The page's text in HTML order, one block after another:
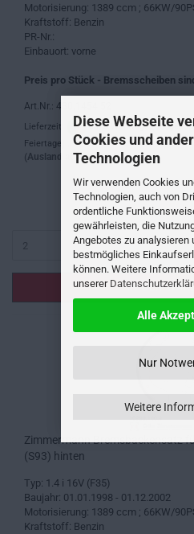
Diese Webseite
Cookies und
Technologien
Wir verwenden Cookies
Technologien, auch von
ordentliche
gewährleisten, die
Angebotes zu analysieren
bestmögliches
können. Weitere
unserer
Alle
Nur
Weitere
Motorisierung: 1389 ccm ; 66KW/
Kraftstoff: Benzin
PR-Nr.:
Einbauort: vorne
Preis pro Stück - Bremsscheiben
Art.Nr.: 430.1454.52
Lieferzeit:
ca. 3 Werktage
Feiertage) .
(Ausland abweichend)
IN DEN
Zimmermann Bremsbackensatz
(S93) hinten
Typ: 1.4 i 16V (F35)
Baujahr: 01.01.1998 - 01.12.2002
Motorisierung: 1389 ccm ; 66KW/
Kraftstoff: Benzin